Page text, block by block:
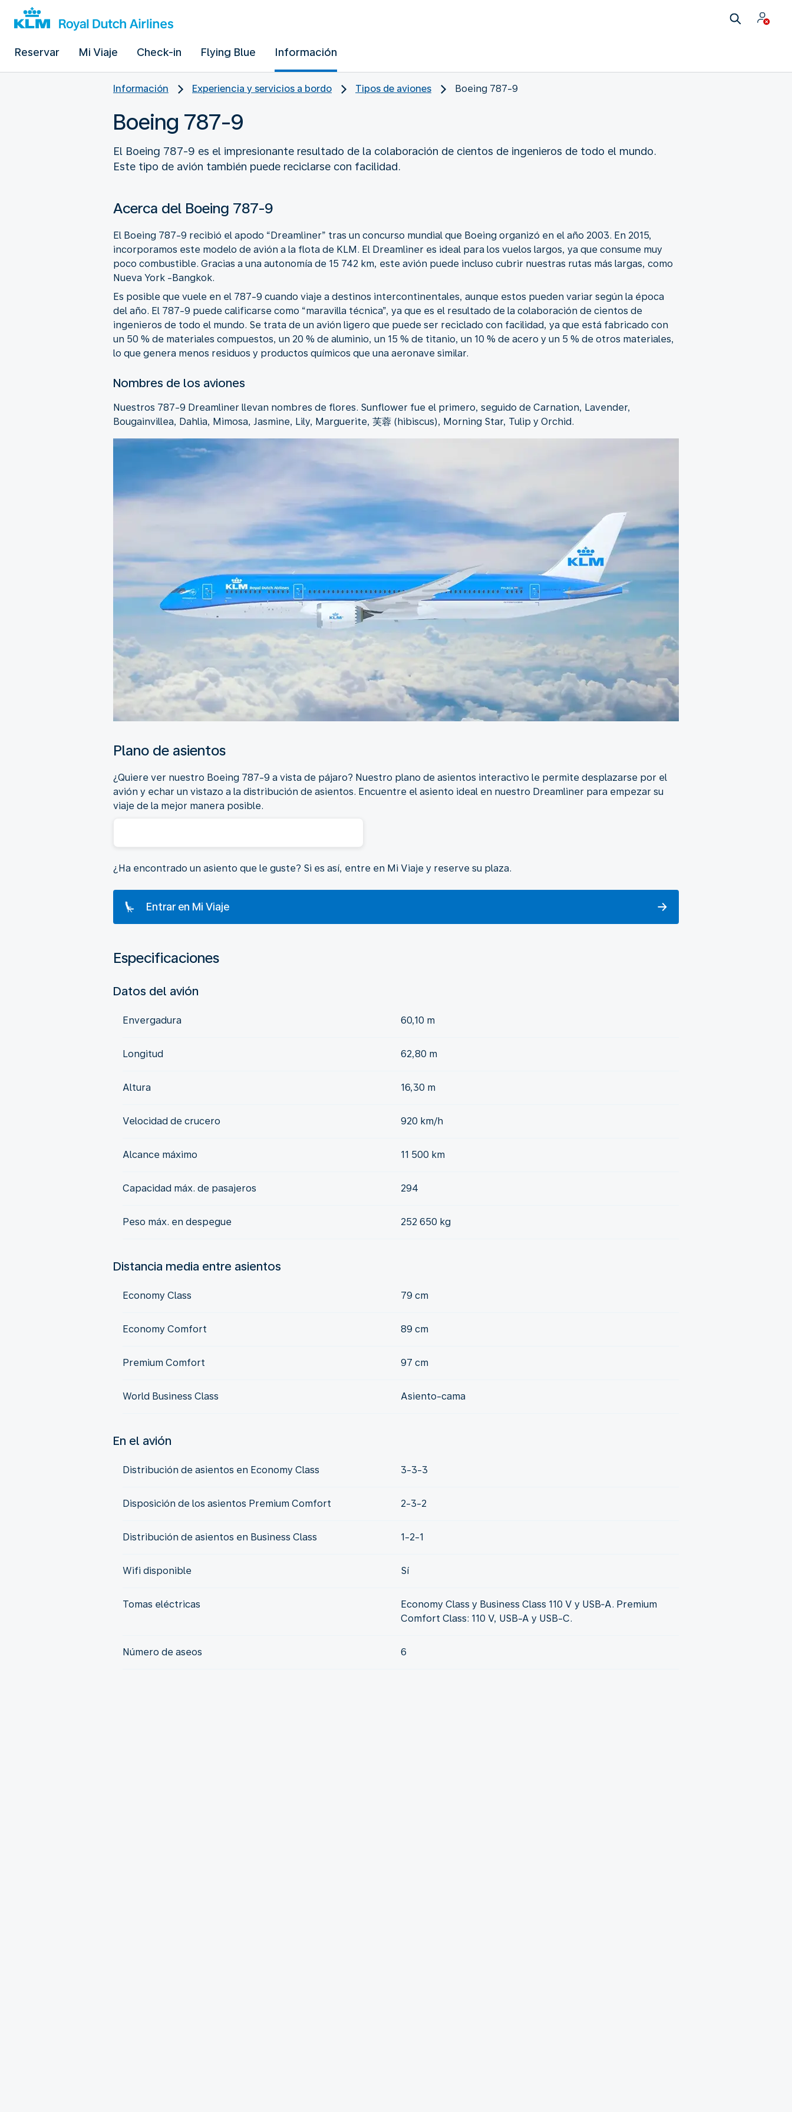
Reservar Mi Viaje Check-in Flying Blue Información
Información Experiencia y servicios a bordo Tipos de aviones Boeing 787-9
Boeing 787-9
El Boeing 787-9 es el impresionante resultado de la colaboración de cientos de ingenieros de todo el mundo.
Este tipo de avión también puede reciclarse con facilidad.
Acerca del Boeing 787-9
El Boeing 787-9 recibió el apodo “Dreamliner” tras un concurso mundial que Boeing organizó en el año 2003. En 2015,
incorporamos este modelo de avión a la flota de KLM. El Dreamliner es ideal para los vuelos largos, ya que consume muy
poco combustible. Gracias a una autonomía de 15 742 km, este avión puede incluso cubrir nuestras rutas más largas, como
Nueva York -Bangkok.
Es posible que vuele en el 787-9 cuando viaje a destinos intercontinentales, aunque estos pueden variar según la época
del año. El 787-9 puede calificarse como “maravilla técnica”, ya que es el resultado de la colaboración de cientos de
ingenieros de todo el mundo. Se trata de un avión ligero que puede ser reciclado con facilidad, ya que está fabricado con
un 50 % de materiales compuestos, un 20 % de aluminio, un 15 % de titanio, un 10 % de acero y un 5 % de otros materiales,
lo que genera menos residuos y productos químicos que una aeronave similar.
Nombres de los aviones
Nuestros 787-9 Dreamliner llevan nombres de flores. Sunflower fue el primero, seguido de Carnation, Lavender,
Bougainvillea, Dahlia, Mimosa, Jasmine, Lily, Marguerite, 芙蓉 (hibiscus), Morning Star, Tulip y Orchid.
Plano de asientos
¿Quiere ver nuestro Boeing 787-9 a vista de pájaro? Nuestro plano de asientos interactivo le permite desplazarse por el
avión y echar un vistazo a la distribución de asientos. Encuentre el asiento ideal en nuestro Dreamliner para empezar su
viaje de la mejor manera posible.
¿Ha encontrado un asiento que le guste? Si es así, entre en Mi Viaje y reserve su plaza.
Entrar en Mi Viaje
Especificaciones
Datos del avión
Envergadura 60,10 m
Longitud 62,80 m
Altura 16,30 m
Velocidad de crucero 920 km/h
Alcance máximo 11 500 km
Capacidad máx. de pasajeros 294
Peso máx. en despegue 252 650 kg
Distancia media entre asientos
Economy Class 79 cm
Economy Comfort 89 cm
Premium Comfort 97 cm
World Business Class Asiento-cama
En el avión
Distribución de asientos en Economy Class 3-3-3
Disposición de los asientos Premium Comfort 2-3-2
Distribución de asientos en Business Class 1-2-1
Wifi disponible Sí
Tomas eléctricas
Economy Class y Business Class 110 V y USB‑A. Premium
Comfort Class: 110 V, USB-A y USB-C.
Número de aseos 6